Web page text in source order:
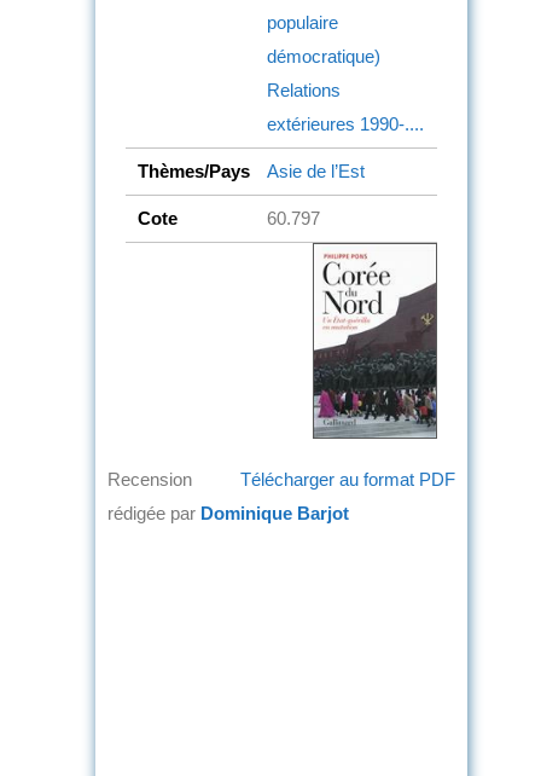
populaire
démocratique)
Relations
extérieures 1990-....
Thèmes/Pays Asie de l’Est
Cote 60.797
Télécharger au format PDF
Recension
rédigée par Dominique Barjot